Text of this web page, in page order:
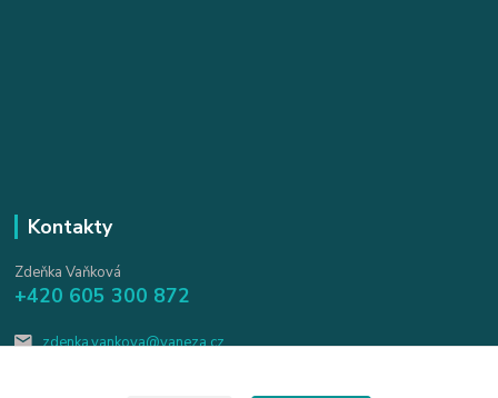
Kontakty
Zdeňka Vaňková
+420 605 300 872
zdenka.vankova@vaneza.cz